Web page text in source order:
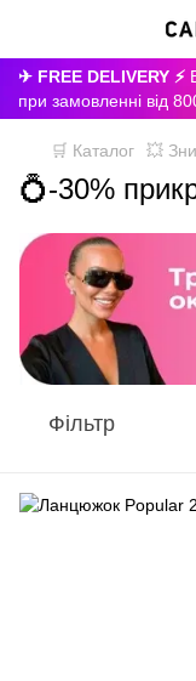
✈ FREE DELIVERY ⚡
при замовленні від
🛒 Каталог 💥
💍-30%
Фільтр